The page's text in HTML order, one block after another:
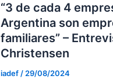
“3 de cada 4
Argentina son
familiares” –
Christensen
iadef/29/08/2024